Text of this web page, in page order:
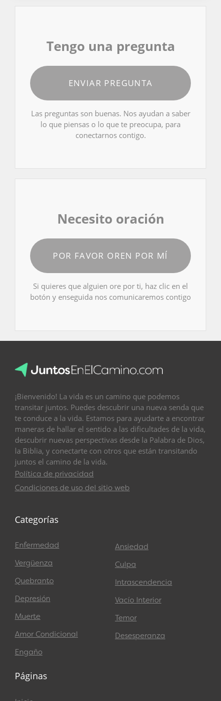
Tengo una pregunta
ENVIAR PREGUNTA
Las preguntas son buenas. Nos ayudan a saber
lo que piensas o lo que te preocupa, para
conectarnos contigo.
Necesito oración
POR FAVOR OREN POR MÍ
Si quieres que alguien ore por ti, haz clic en el
botón y enseguida nos comunicaremos contigo
¡Bienvenido! La vida es un camino que podemos
transitar juntos. Puedes descubrir una nueva senda que
te conduce a la vida. Estamos para ayudarte a encontrar
maneras de hallar el sentido a las dificultades de la vida,
descubrir nuevas perspectivas desde la Palabra de Dios,
la Biblia, y conectarte con otros que están transitando
juntos el camino de la vida.
Política de privacidad
Condiciones de uso del sitio web
Categorías
Enfermedad
Vergüenza
Quebranto
Depresión
Muerte
Amor Condicional
Engaño
Ansiedad
Culpa
Intrascendencia
Vacío Interior
Temor
Desesperanza
Páginas